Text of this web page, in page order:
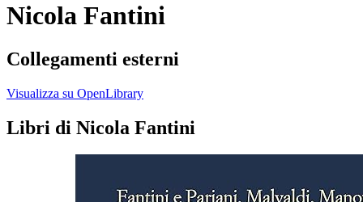
Nicola Fantini
Collegamenti esterni
Visualizza su OpenLibrary
Libri di Nicola Fantini